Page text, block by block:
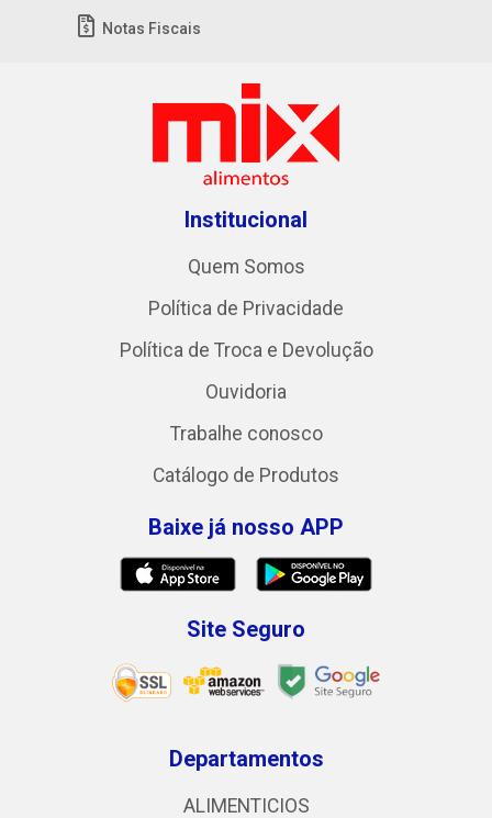
Notas Fiscais
Institucional
Quem Somos
Política de Privacidade
Política de Troca e Devolução
Ouvidoria
Trabalhe conosco
Catálogo de Produtos
Baixe já nosso APP
Site Seguro
Departamentos
ALIMENTICIOS